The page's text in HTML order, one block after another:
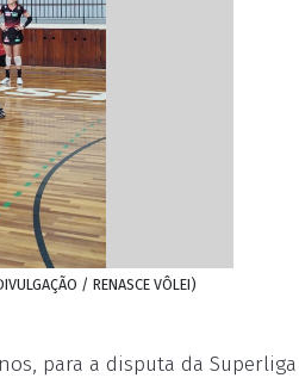
/ RENASCE VÔLEI)
para a disputa da Superliga